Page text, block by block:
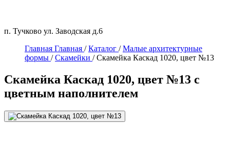
п. Тучково ул. Заводская д.6
Главная Главная / Каталог / Малые архитектурные
формы / Скамейки / Скамейка Каскад 1020, цвет №13
Скамейка Каскад 1020, цвет №13 с
цветным наполнителем